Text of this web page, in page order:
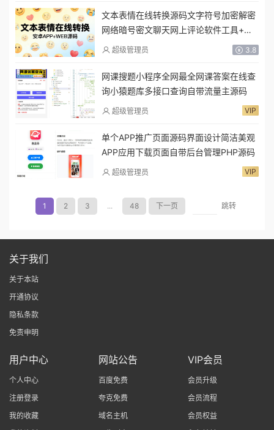
文本表情在线转换源码文字符号加密解密
网络暗号密文聊天网上评论软件工具+安
卓APP
超级管理员 3.8
网课搜题小程序全网最全网课答案在线查
询小猿题库多接口查询自带流量主源码
超级管理员 VIP
单个APP推广页面源码界面设计简洁美观
APP应用下载页面自带后台管理PHP源码
超级管理员 VIP
1 2 3 ... 48 下一页 跳转
关于我们
关于本站
开通协议
隐私条款
免责申明
用户中心
个人中心
注册登录
我的收藏
网站公告
百度免费
夸克免费
域名主机
VIP会员
会员升级
会员流程
会员权益